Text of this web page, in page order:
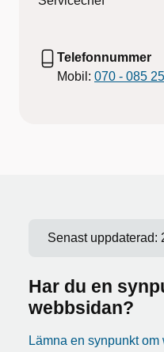
Telefonnummer
Mobil: 070 - 085
Senast uppdaterad:
Har du en
webbsidan?
Lämna en synpunkt